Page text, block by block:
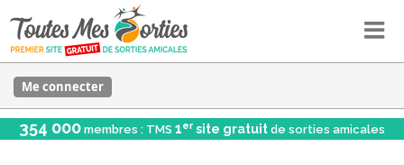
Me connecter
354 000 membres : TMS 1er site gratuit de sorties amicales